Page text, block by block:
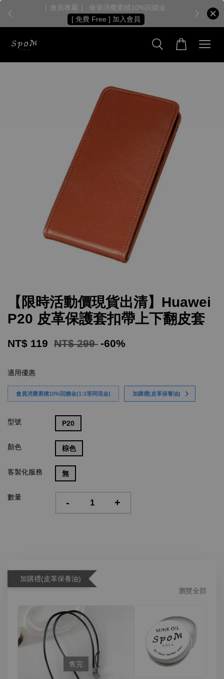
［ 會員專屬 ］ 每筆消費累積10%回饋金
[ 免費 Free ] 加入會員
【限時活動價現貨出清】Huawei
P20 皮革保護套扣帶上下翻皮套
NT$ 119 NT$ 299 -60%
適用優惠
會員消費累積10%回饋金(1:1等同現金) 加購禮(皮革保養油)
型號 P20
顏色 棕色
客製化服務 無
數量 - +
加購禮(皮革保養油)
瀏覽全部
售完